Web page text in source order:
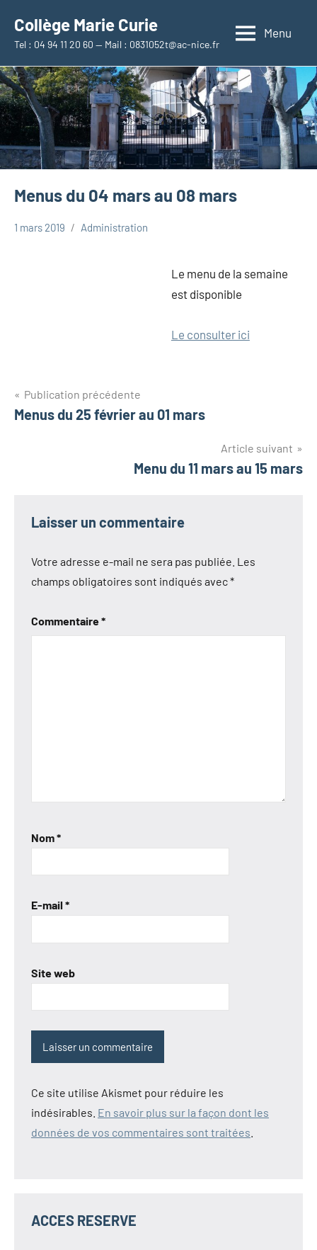
contenu
Collège Marie Curie
Tel : 04 94 11 20 60 — Mail : 0831052t@ac-nice.fr
Menu
Menus du 04 mars au 08 mars
1 mars 2019 Administration
Le menu de la semaine
est disponible
Le consulter ici
Navigation
de
Publication précédente
Menus du 25 février au 01 mars
Article suivant
Menu du 11 mars au 15 mars
Laisser un commentaire
Votre adresse e-mail ne sera pas publiée. Les
champs obligatoires sont indiqués avec*
Commentaire*
Nom*
E-mail *
Site web
Ce site utilise Akismet pour réduire les
indésirables. En savoir plus sur la façon dont les
données de vos commentaires sont traitées
ACCES RESERVE